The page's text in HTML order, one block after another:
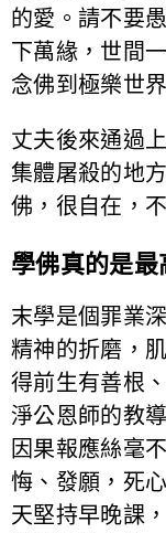
的愛。請不要
下萬緣，世間
念佛到極樂世
丈夫後來通過
集體屠殺的地
佛，很自在，
學佛真的是最
末學是個罪業
精神的折磨，
得前生有善根
淨公恩師的教
因果報應絲毫
悔、發願，死
天堅持早晚課